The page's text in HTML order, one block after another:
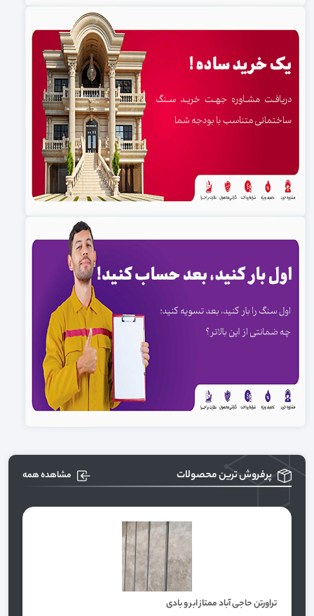
پرفروش ترین محصولات مشاهده همه
تراورتن حاجی‌ آباد ممتاز ابر و بادی